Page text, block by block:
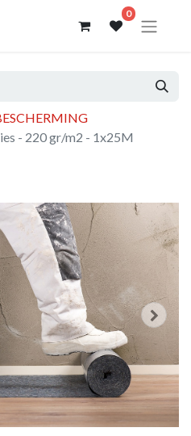
0
- 220 gr/m2 - 1x25M